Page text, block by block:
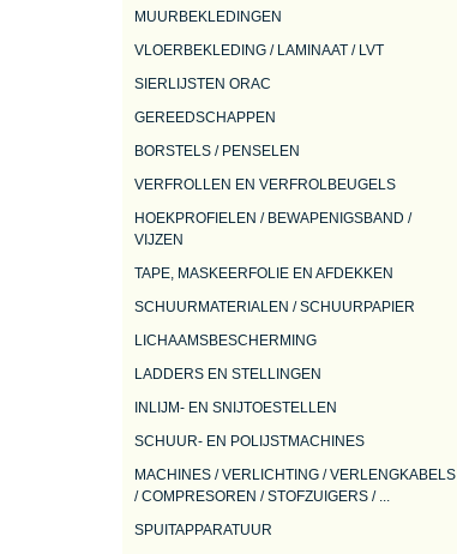
MUURBEKLEDINGEN
VLOERBEKLEDING / LAMINAAT / LVT
SIERLIJSTEN ORAC
GEREEDSCHAPPEN
BORSTELS / PENSELEN
VERFROLLEN EN VERFROLBEUGELS
HOEKPROFIELEN / BEWAPENIGSBAND /
VIJZEN
TAPE, MASKEERFOLIE EN AFDEKKEN
SCHUURMATERIALEN / SCHUURPAPIER
LICHAAMSBESCHERMING
LADDERS EN STELLINGEN
INLIJM- EN SNIJTOESTELLEN
SCHUUR- EN POLIJSTMACHINES
MACHINES / VERLICHTING / VERLENGKABELS
/ COMPRESOREN / STOFZUIGERS / ...
SPUITAPPARATUUR